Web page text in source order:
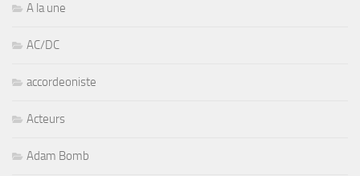
A la une
AC/DC
accordeoniste
Acteurs
Adam Bomb